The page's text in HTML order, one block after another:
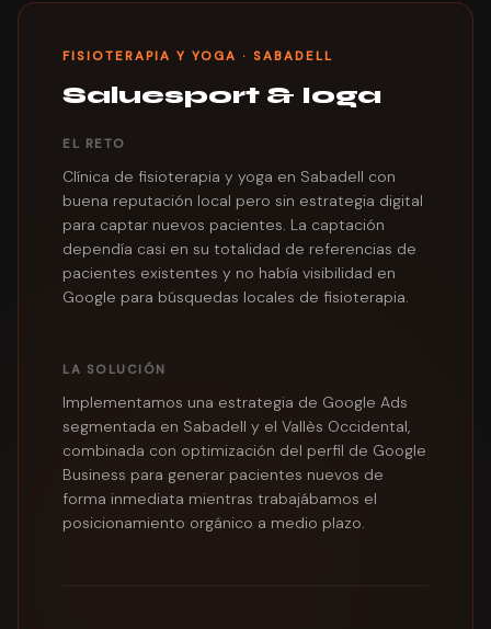
FISIOTERAPIA Y YOGA · SABADELL
Saluesport & Ioga
EL RETO
Clínica de fisioterapia y yoga en Sabadell con
buena reputación local pero sin estrategia digital
para captar nuevos pacientes. La captación
dependía casi en su totalidad de referencias de
pacientes existentes y no había visibilidad en
Google para búsquedas locales de fisioterapia.
LA SOLUCIÓN
Implementamos una estrategia de Google Ads
segmentada en Sabadell y el Vallès Occidental,
combinada con optimización del perfil de Google
Business para generar pacientes nuevos de
forma inmediata mientras trabajábamos el
posicionamiento orgánico a medio plazo.